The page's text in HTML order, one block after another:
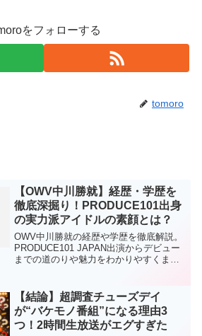
をフォローする
tomoro
【OWV中川勝就】経歴・学歴を
徹底深掘り！PRODUCE101出身
の実力派アイドルの素顔とは？
OWV中川勝就の経歴や学歴を徹底解説。
PRODUCE101 JAPAN出演からデビュー
までの道のりや魅力をわかりやすくまと
【結論】超調査チューズデイ
が“バケモノ番組”になる理由3
つ！2時間生放送がエグすぎた